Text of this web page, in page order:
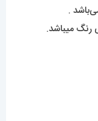
.
رنگ میباشد.